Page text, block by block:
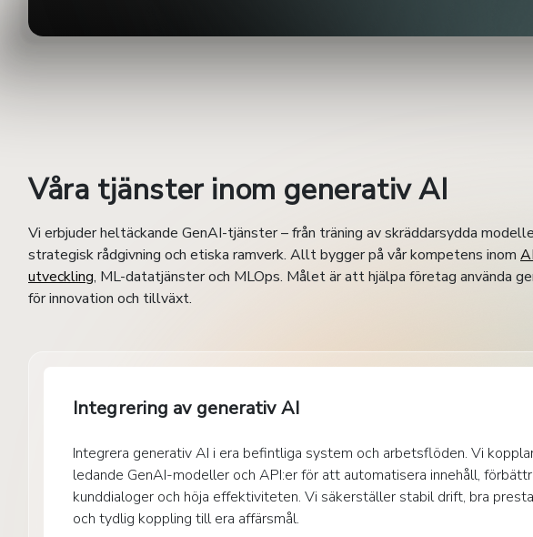
Våra tjänster inom generativ AI
Vi erbjuder heltäckande GenAI-tjänster – från träning av skräddarsydda
strategisk rådgivning och etiska ramverk. Allt bygger på vår kompetens inom
utveckling, ML-datatjänster och MLOps. Målet är att hjälpa företag använda
för innovation och tillväxt.
Integrering av generativ AI
Integrera generativ AI i era befintliga system och arbetsflöden. Vi
ledande GenAI-modeller och API:er för att automatisera innehåll,
kunddialoger och höja effektiviteten. Vi säkerställer stabil drift, bra
och tydlig koppling till era affärsmål.